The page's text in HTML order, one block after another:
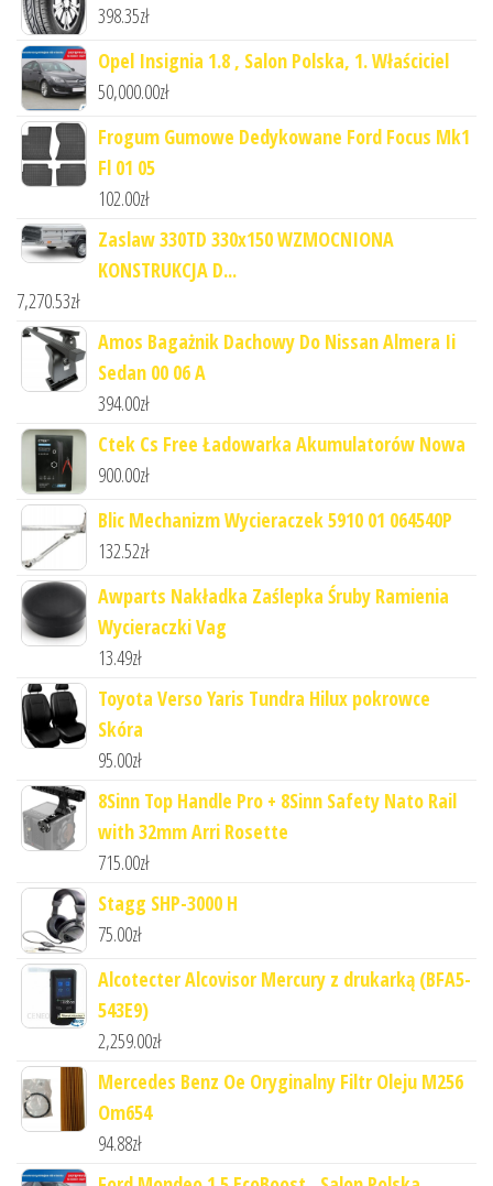
398.35zł
Opel Insignia 1.8 , Salon Polska, 1. Właściciel
50,000.00zł
Frogum Gumowe Dedykowane Ford Focus Mk1
Fl 01 05
102.00zł
Zaslaw 330TD 330x150 WZMOCNIONA
KONSTRUKCJA D...
7,270.53zł
Amos Bagażnik Dachowy Do Nissan Almera Ii
Sedan 00 06 A
394.00zł
Ctek Cs Free Ładowarka Akumulatorów Nowa
900.00zł
Blic Mechanizm Wycieraczek 5910 01 064540P
132.52zł
Awparts Nakładka Zaślepka Śruby Ramienia
Wycieraczki Vag
13.49zł
Toyota Verso Yaris Tundra Hilux pokrowce
Skóra
95.00zł
8Sinn Top Handle Pro + 8Sinn Safety Nato Rail
with 32mm Arri Rosette
715.00zł
Stagg SHP-3000 H
75.00zł
Alcotecter Alcovisor Mercury z drukarką (BFA5-
543E9)
2,259.00zł
Mercedes Benz Oe Oryginalny Filtr Oleju M256
Om654
94.88zł